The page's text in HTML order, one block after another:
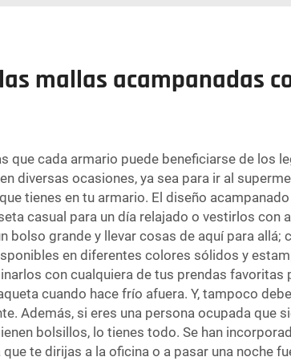
mallas acampanadas
que cada armario puede beneficiarse de los
diversas ocasiones, ya sea para ir al
tienes en tu armario. El diseño
casual para un día relajado o vestirlos con
bolso grande y llevar cosas de aquí para
en diferentes colores sólidos y
con cualquiera de tus prendas favoritas
cuando hace frío afuera. Y, tampoco
Además, si eres una persona ocupada que
bolsillos, lo tienes todo. Se han
te dirijas a la oficina o a pasar una noche